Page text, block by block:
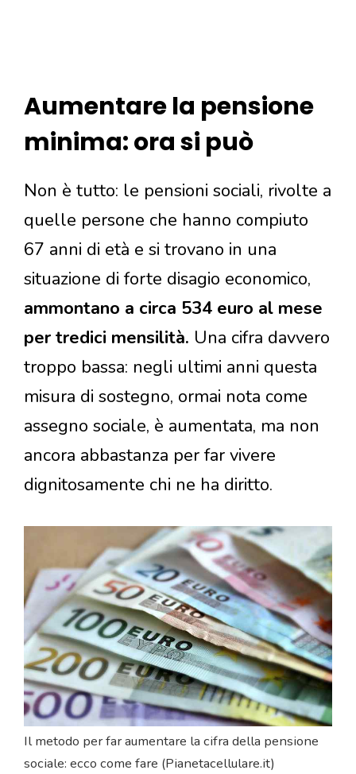
Aumentare la pensione
minima: ora si può
Non è tutto: le pensioni sociali, rivolte a
quelle persone che hanno compiuto
67 anni di età e si trovano in una
situazione di forte disagio economico,
ammontano a circa 534 euro al mese
per tredici mensilità. Una cifra davvero
troppo bassa: negli ultimi anni questa
misura di sostegno, ormai nota come
assegno sociale, è aumentata, ma non
ancora abbastanza per far vivere
dignitosamente chi ne ha diritto.
Il metodo per far aumentare la cifra della pensione
sociale: ecco come fare (Pianetacellulare.it)